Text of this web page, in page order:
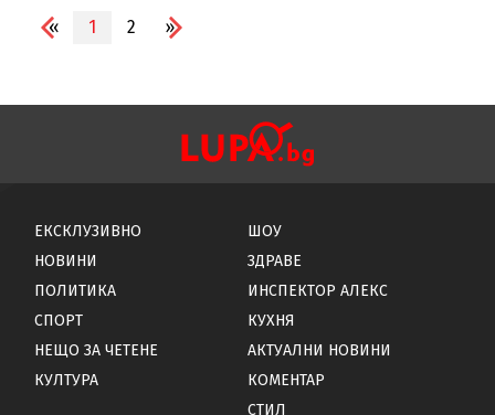
« 1 2 »
ЕКСКЛУЗИВНО
НОВИНИ
ПОЛИТИКА
СПОРТ
НЕЩО ЗА ЧЕТЕНЕ
КУЛТУРА
ШОУ
ЗДРАВЕ
ИНСПЕКТОР АЛЕКС
КУХНЯ
АКТУАЛНИ НОВИНИ
КОМЕНТАР
СТИЛ